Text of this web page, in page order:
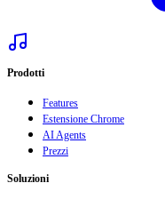
Prodotti
Features
Estensione Chrome
AI Agents
Prezzi
Soluzioni